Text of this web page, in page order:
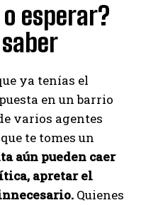
esperar?
ya tenías el
en un barrio
varios agentes
te tomes un
aún pueden caer
apretar el
Quienes